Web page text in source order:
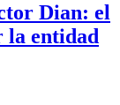
Dian: el
la entidad